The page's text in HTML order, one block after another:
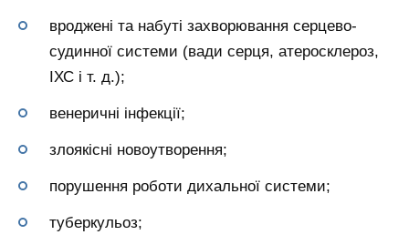
вроджені та набуті захворювання серцево-
судинної системи (вади серця, атеросклероз,
ІХС і т. д.);
венеричні інфекції;
злоякісні новоутворення;
порушення роботи дихальної системи;
туберкульоз;